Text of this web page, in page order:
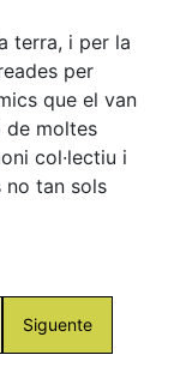
terra, i per la
per
que el van
de moltes
col·lectiu i
no tan sols
Siguente